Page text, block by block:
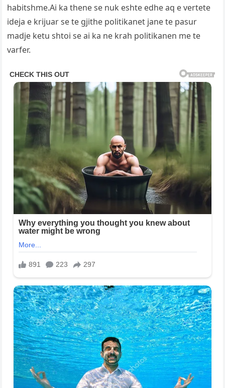
habitshme.Ai ka thene se nuk eshte edhe aq e vertete
ideja e krijuar se te gjithe politikanet jane te pasur
madje ketu shtoi se ai ka ne krah politikanen me te
varfer.